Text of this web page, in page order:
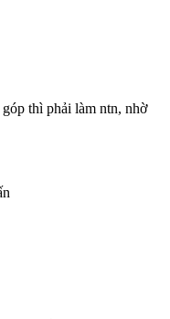
thì phải làm ntn, nhờ